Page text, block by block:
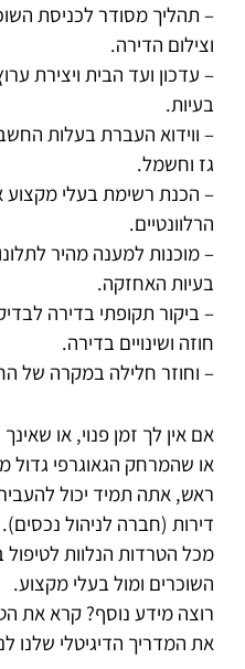
– תהליך מסודר לכניסת
וצילום הדירה.
– עדכון ועד הבית ויצירת
בעיות.
– ווידוא העברת בעלות
גז וחשמל.
– הכנת רשימת בעלי מקצוע
הרלוונטיים.
– מוכנות למענה מהיר
בעיות האחזקה.
– ביקור תקופתי בדירה
חוזה ושינויים בדירה.
– וחוזר חלילה במקרה של
אם אין לך זמן פנוי, או
או שהמרחק הגאוגרפי גדול
ראש, אתה תמיד יכול
דירות (חברה לניהול נכסים
מכל הטרדות הנלוות
השוכרים ומול בעלי מקצוע.
רוצה מידע נוסף? קרא את
את המדריך הדיגיטלי שלנו